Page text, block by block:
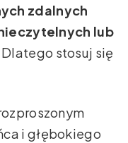
zdalnych
lub
Dlatego stosuj się
i głębokiego